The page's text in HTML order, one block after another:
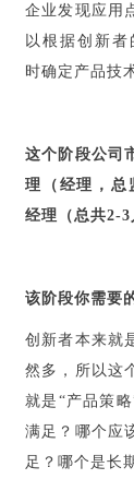
企业发现应用
以根据创新者
时确定产品技
这个阶段公司
理（经理，总
经理（总共2-3
该阶段你需要
创新者本来就
然多，所以这
就是“产品策
满足？哪个应
足？哪个是长